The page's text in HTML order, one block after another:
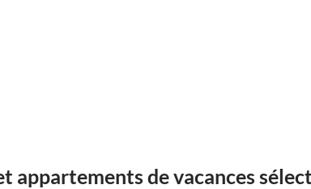
appartements de vacances